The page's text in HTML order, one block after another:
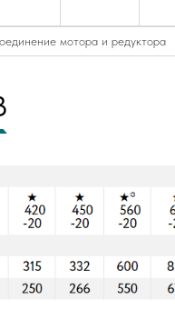
мотора и редуктора